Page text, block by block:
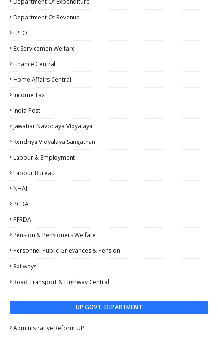
Department Of Expenditure
Department Of Revenue
EPFO
Ex Servicemen Welfare
Finance Central
Home Affairs Central
Income Tax
India Post
Jawahar Navodaya Vidyalaya
Kendriya Vidyalaya Sangathan
Labour & Employment
Labour Bureau
NHAI
PCDA
PFRDA
Pension & Pensioners Welfare
Personnel Public Grievances & Pension
Railways
Road Transport & Highway Central
UP GOVT. DEPARTMENT
Administrative Reform UP